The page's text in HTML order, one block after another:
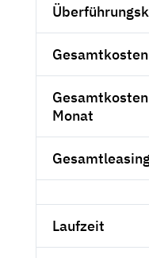
Gesamtkosten
Monat
Laufzeit